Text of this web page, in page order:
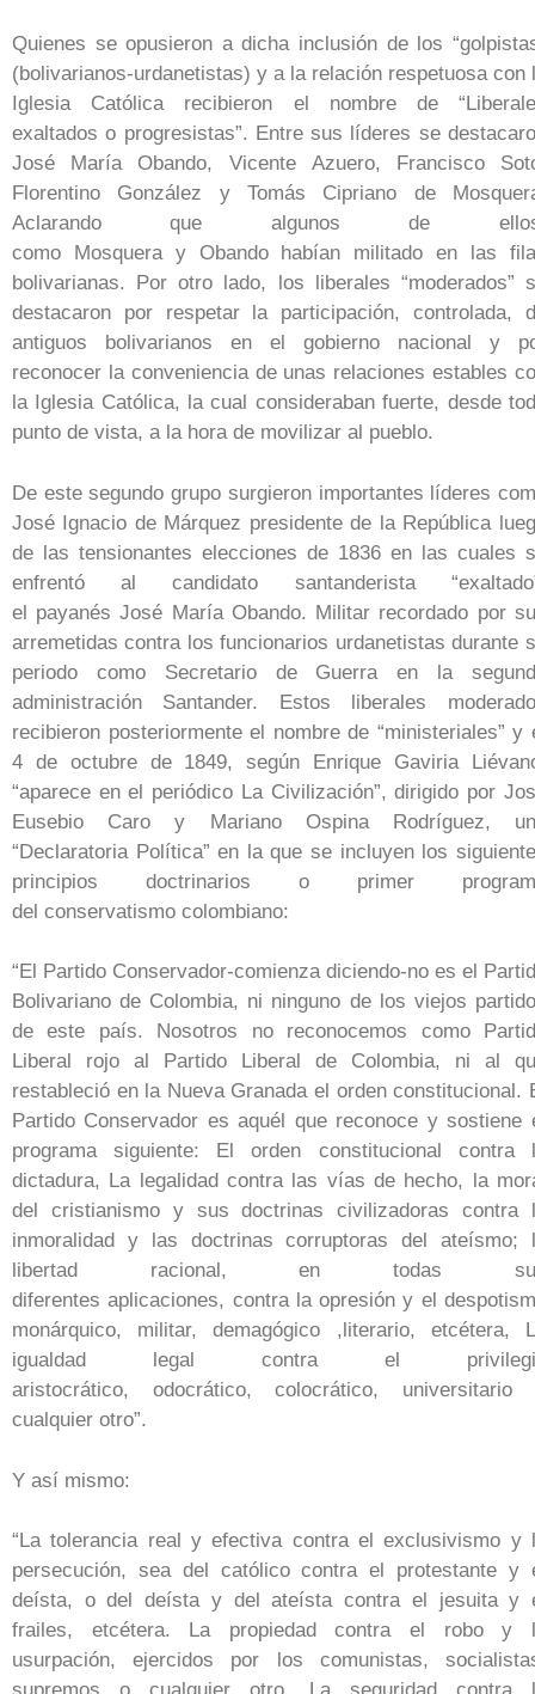
Quienes se opusieron a dicha inclusión de los
(bolivarianos-urdanetistas) y a la relación respetuosa con
Iglesia Católica recibieron el nombre de
exaltados o progresistas”. Entre sus líderes se
José María Obando, Vicente Azuero, Francisco
Florentino González y Tomás Cipriano de
Aclarando que algunos de
como Mosquera y Obando habían militado en las
bolivarianas. Por otro lado, los liberales “moderados”
destacaron por respetar la participación, controlada,
antiguos bolivarianos en el gobierno nacional y
reconocer la conveniencia de unas relaciones estables
la Iglesia Católica, la cual consideraban fuerte, desde
punto de vista, a la hora de movilizar al pueblo.
De este segundo grupo surgieron importantes líderes
José Ignacio de Márquez presidente de la República
de las tensionantes elecciones de 1836 en las cuales
enfrentó al candidato santanderista
el payanés José María Obando. Militar recordado por
arremetidas contra los funcionarios urdanetistas durante
periodo como Secretario de Guerra en la
administración Santander. Estos liberales
recibieron posteriormente el nombre de “ministeriales” y
4 de octubre de 1849, según Enrique Gaviria
“aparece en el periódico La Civilización”, dirigido por
Eusebio Caro y Mariano Ospina Rodríguez,
“Declaratoria Política” en la que se incluyen los
principios doctrinarios o primer
del conservatismo colombiano:
“El Partido Conservador-comienza diciendo-no es el
Bolivariano de Colombia, ni ninguno de los viejos
de este país. Nosotros no reconocemos como
Liberal rojo al Partido Liberal de Colombia, ni al
restableció en la Nueva Granada el orden constitucional.
Partido Conservador es aquél que reconoce y sostiene
programa siguiente: El orden constitucional contra
dictadura, La legalidad contra las vías de hecho, la
del cristianismo y sus doctrinas civilizadoras contra
inmoralidad y las doctrinas corruptoras del ateísmo;
libertad racional, en todas
diferentes aplicaciones, contra la opresión y el
monárquico, militar, demagógico ,literario, etcétera,
igualdad legal contra el
aristocrático, odocrático, colocrático, universitario
cualquier otro”.
Y así mismo:
“La tolerancia real y efectiva contra el exclusivismo y
persecución, sea del católico contra el protestante y
deísta, o del deísta y del ateísta contra el jesuita y
frailes, etcétera. La propiedad contra el robo y
usurpación, ejercidos por los comunistas,